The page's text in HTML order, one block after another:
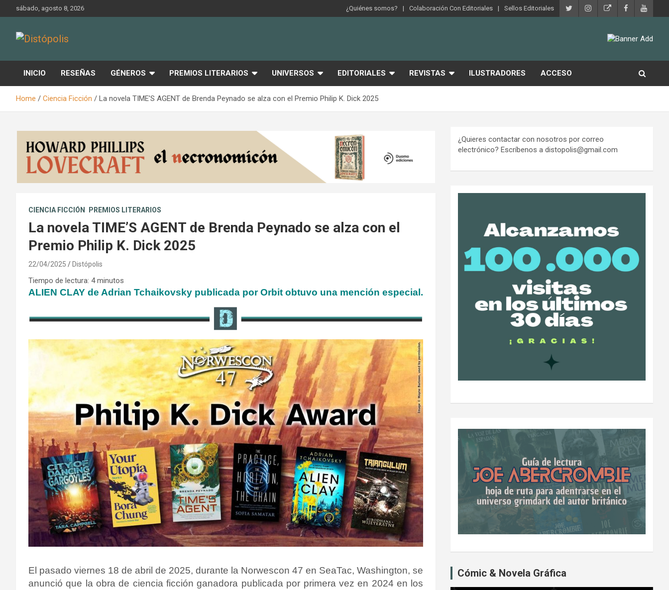
to
sábado, agosto 8, 2026 ¿Quiénes somos? Colaboración Con Editoriales Sellos Editoriales
Distópolis
INICIO RESEÑAS GÉNEROS PREMIOS LITERARIOS UNIVERSOS EDITORIALES REVISTAS ILUSTRADORES ACCESO
Home Ciencia Ficción La novela TIME’S AGENT de Brenda Peynado se alza con el Premio Philip K. Dick 2025
CIENCIA FICCIÓN PREMIOS LITERARIOS
La novela TIME’S AGENT de Brenda Peynado se alza con el
Premio Philip K. Dick 2025
22/04/2025 Distópolis
Tiempo de lectura: 4 minutos
ALIEN CLAY de Adrian Tchaikovsky publicada por Orbit obtuvo una mención especial.
El pasado viernes 18 de abril de 2025, durante la Norwescon 47 en SeaTac, Washington, se
anunció que la obra de ciencia ficción ganadora publicada por primera vez en 2024 en los
¿Quieres contactar con nosotros por correo
electrónico? Escríbenos a distopolis@gmail.com
Cómic & Novela Gráfica